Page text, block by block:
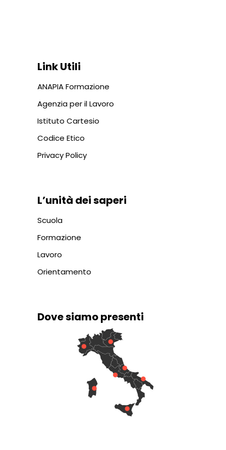
Link Utili
ANAPIA Formazione
Agenzia per il Lavoro
Istituto Cartesio
Codice Etico
Privacy Policy
L’unità dei saperi
Scuola
Formazione
Lavoro
Orientamento
Dove siamo presenti